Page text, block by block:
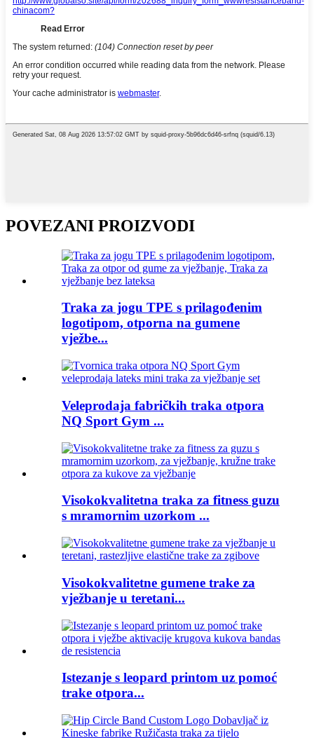
POVEZANI PROIZVODI
Traka za jogu TPE s prilagođenim
logotipom, otporna na gumene
vježbe...
Veleprodaja fabričkih traka otpora
NQ Sport Gym ...
Visokokvalitetna traka za fitness guzu
s mramornim uzorkom ...
Visokokvalitetne gumene trake za
vježbanje u teretani...
Istezanje s leopard printom uz pomoć
trake otpora...